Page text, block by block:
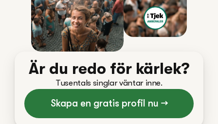
Är du redo för kärlek?
Tusentals singlar väntar inne.
Skapa en gratis profil nu →